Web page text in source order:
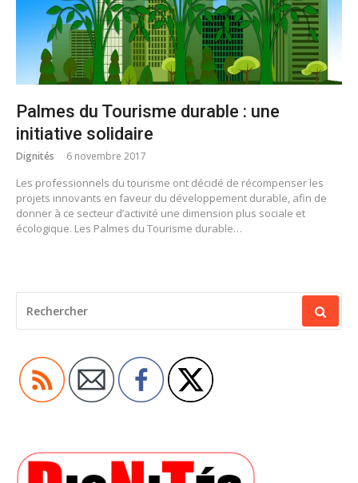
Palmes du Tourisme durable : une
initiative solidaire
Dignités 6 novembre 2017
Les professionnels du tourisme ont décidé de récompenser les
projets innovants en faveur du développement durable, afin de
donner à ce secteur d’activité une dimension plus sociale et
écologique. Les Palmes du Tourisme durable…
POUR
: